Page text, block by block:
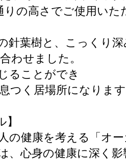
の高さでご使用いた
針葉樹と、こっくり深
わせました。
ることができ
つく居場所になります
の健康を考える「オ
、心身の健康に深く